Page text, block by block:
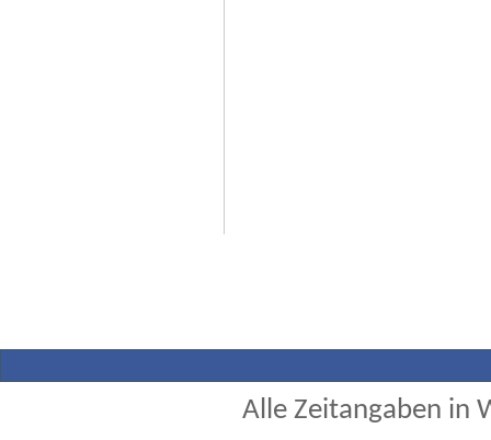
Alle Zeitangaben in